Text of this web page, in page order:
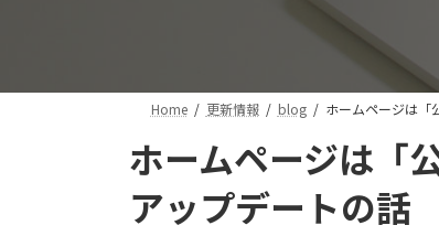
Home 更新情報 blog ホームページは「
ホームページは「
アップデートの話